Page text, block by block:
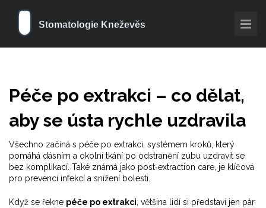
Péče po extrakci – co dělat,
aby se ústa rychle uzdravila
Všechno začíná s péče po extrakci systémem kroků, který
pomáhá dásním a okolní tkání po odstranění zubu uzdravit se
bez komplikací . Také známá jako post‑extraction care , je klíčová
pro prevenci infekcí a snížení bolesti.
Když se řekne péče po extrakci , většina lidí si představí jen pár